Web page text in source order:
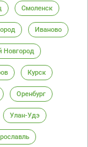
Смоленск
Иваново
Новгород
Курск
Оренбург
Улан-Удэ